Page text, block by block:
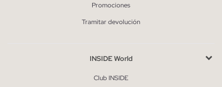
Promociones
Tramitar devolución
INSIDE World
Club INSIDE